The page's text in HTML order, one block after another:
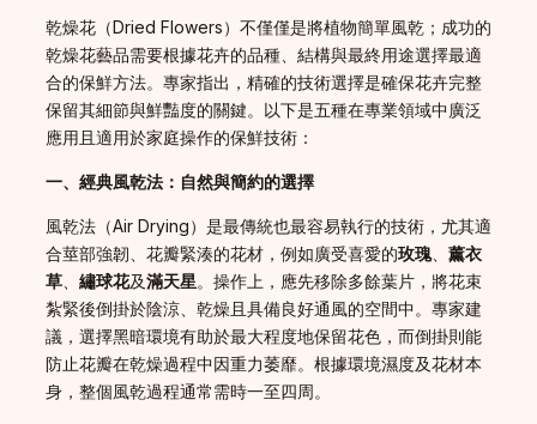
乾燥花（Dried Flowers）不僅僅是將植物簡單風乾；成功的
乾燥花藝品需要根據花卉的品種、結構與最終用途選擇最適
合的保鮮方法。專家指出，精確的技術選擇是確保花卉完整
保留其細節與鮮豔度的關鍵。以下是五種在專業領域中廣泛
應用且適用於家庭操作的保鮮技術：
一、經典風乾法：自然與簡約的選擇
風乾法（Air Drying）是最傳統也最容易執行的技術，尤其適
合莖部強韌、花瓣緊湊的花材，例如廣受喜愛的玫瑰、 薰衣
草
繡球花及滿天星。操作上，應先移除多餘葉片，將花束
紮緊後倒掛於陰涼、乾燥且具備良好通風的空間中。專家建
議，選擇黑暗環境有助於最大程度地保留花色，而倒掛則能
防止花瓣在乾燥過程中因重力萎靡。根據環境濕度及花材本
身，整個風乾過程通常需時一至四周。